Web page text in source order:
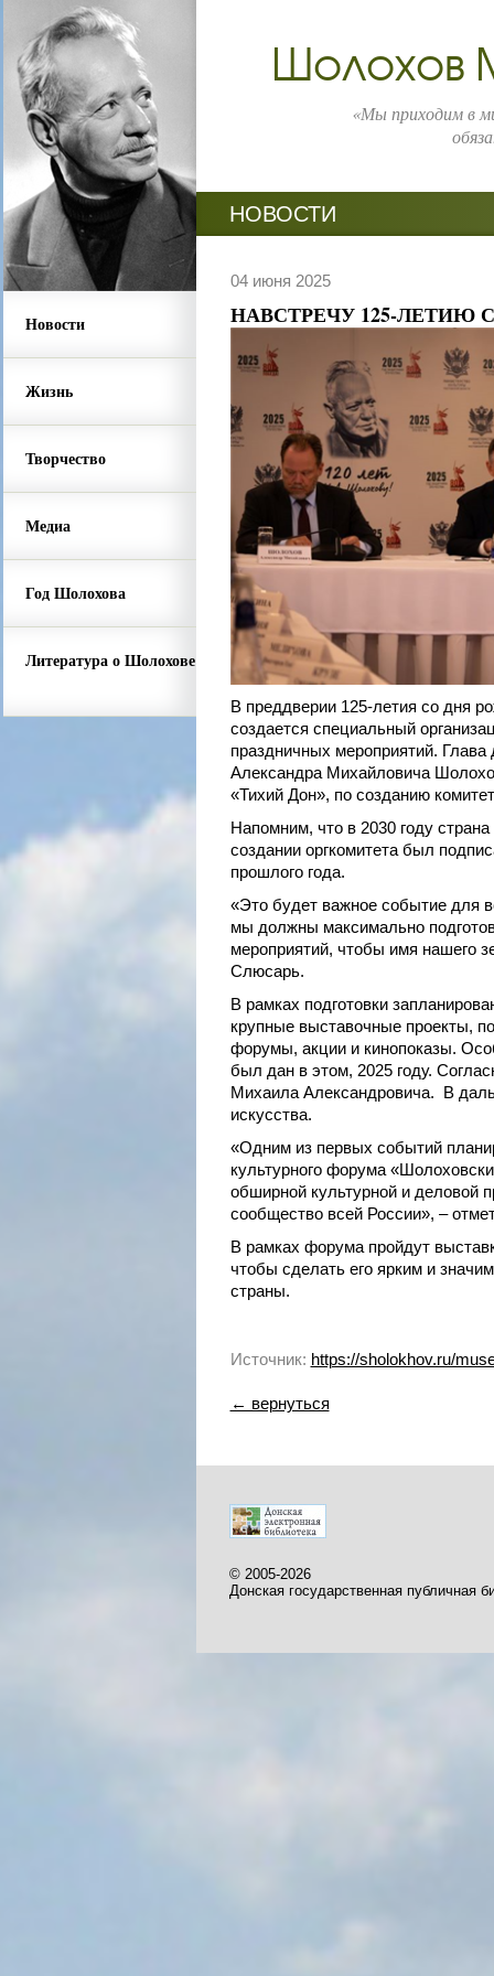
Новости
Жизнь
Творчество
Медиа
Год Шолохова
Литература о Шолохове
Шолохов
«Мы приходим в
НОВОСТИ
04 июня 2025
НАВСТРЕЧУ 125-
В преддверии 125-летия со дня
создается специальный
праздничных мероприятий.
Александра Михайловича
«Тихий Дон», по созданию
Напомним, что в 2030 году
создании оргкомитета был
прошлого года.
«Это будет важное событие для
мы должны максимально
мероприятий, чтобы имя нашего
Слюсарь.
В рамках подготовки
крупные выставочные проекты,
форумы, акции и кинопоказы.
был дан в этом, 2025 году.
Михаила Александровича. В
искусства.
«Одним из первых событий
культурного форума
обширной культурной и деловой
сообщество всей России», –
В рамках форума пройдут
чтобы сделать его ярким и
страны.
Источник: https://sholokhov.ru/
← вернуться
© 2005-2026
Донская государственная публичная